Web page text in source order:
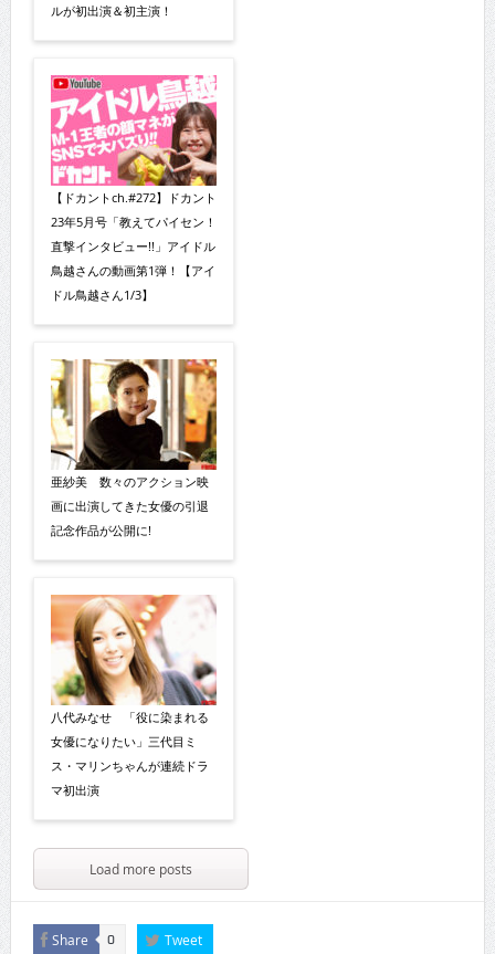
ルが初出演＆初主演！
【ドカントch.#272】ドカント
23年5月号「教えてパイセン！
直撃インタビュー!!」アイドル
鳥越さんの動画第1弾！【アイ
ドル鳥越さん1/3】
亜紗美 数々のアクション映
画に出演してきた女優の引退
記念作品が公開に!
八代みなせ 「役に染まれる
女優になりたい」三代目ミ
ス・マリンちゃんが連続ドラ
マ初出演
Load more posts
Share 0 Tweet